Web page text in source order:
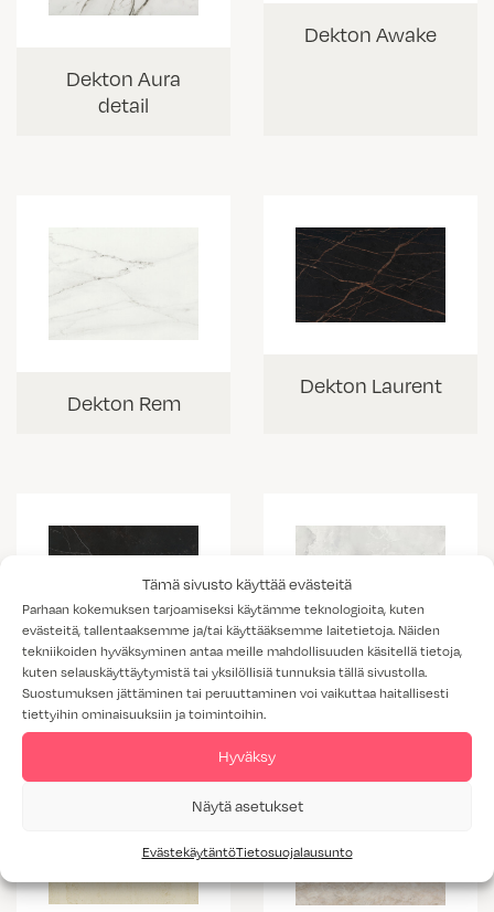
Tämä sivusto käyttää evästeitä
Parhaan kokemuksen tarjoamiseksi käytämme teknologioita, kuten
evästeitä, tallentaaksemme ja/tai käyttääksemme laitetietoja. Näiden
tekniikoiden hyväksyminen antaa meille mahdollisuuden käsitellä tietoja,
kuten selauskäyttäytymistä tai yksilöllisiä tunnuksia tällä sivustolla.
Suostumuksen jättäminen tai peruuttaminen voi vaikuttaa haitallisesti
tiettyihin ominaisuuksiin ja toimintoihin.
Hyväksy
Näytä asetukset
EvästekäytäntöTietosuojalausunto
Dekton Aura
detail
Dekton Awake
Dekton Rem
Dekton Laurent
Dekton Kelya
Dekton Helena